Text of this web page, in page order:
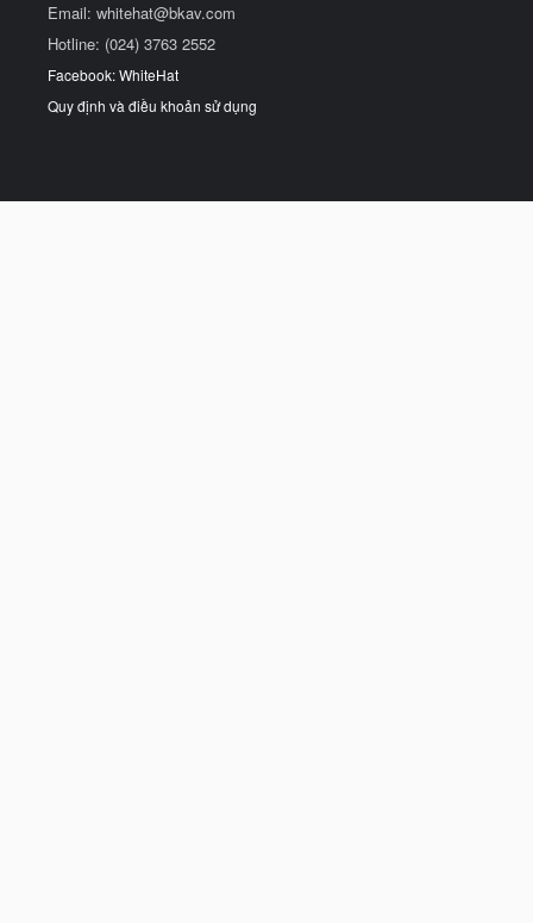
Email: whitehat@bkav.com
Hotline: (024) 3763 2552
Facebook: WhiteHat
Quy định và điều khoản sử dụng